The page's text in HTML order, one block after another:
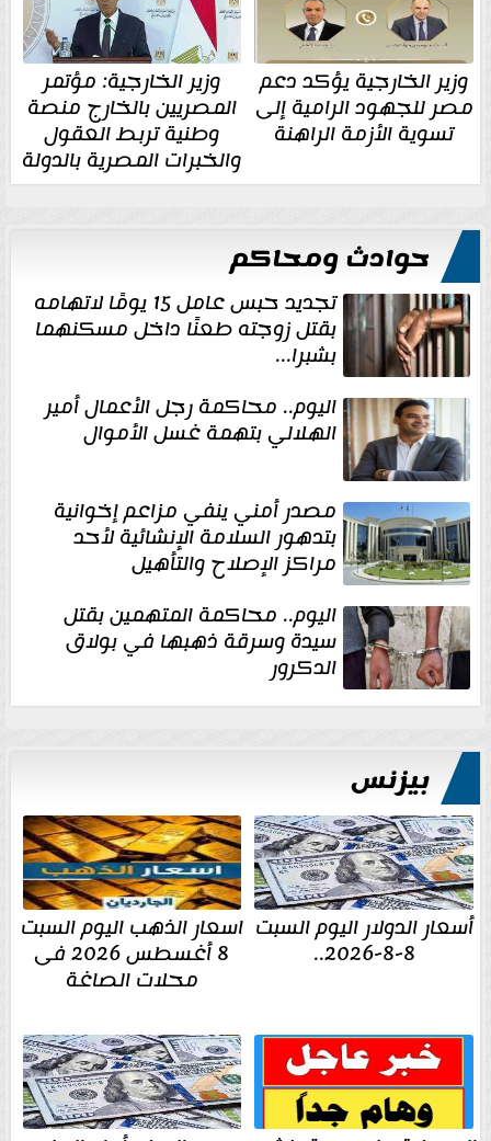
وزير الخارجية يؤكد دعم
مصر للجهود الرامية إلى
تسوية الأزمة الراهنة
وزير الخارجية: مؤتمر
المصريين بالخارج منصة
وطنية تربط العقول
والخبرات المصرية بالدولة
حوادث ومحاكم
تجديد حبس عامل 15 يومًا لاتهامه
بقتل زوجته طعنًا داخل مسكنهما
بشبرا...
اليوم.. محاكمة رجل الأعمال أمير
الهلالي بتهمة غسل الأموال
مصدر أمني ينفي مزاعم إخوانية
بتدهور السلامة الإنشائية لأحد
مراكز الإصلاح والتأهيل
اليوم.. محاكمة المتهمين بقتل
سيدة وسرقة ذهبها في بولاق
الدكرور
بيزنس
أسعار الدولار اليوم السبت
8-8-2026..
اسعار الذهب اليوم السبت
8 أغسطس 2026 فى
محلات الصاغة